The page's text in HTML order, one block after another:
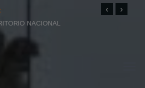
NACIONAL
‹ ›